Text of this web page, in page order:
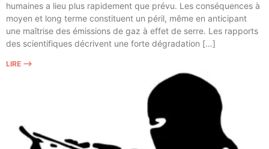
humaines a lieu plus rapi­de­ment que pré­vu. Les consé­quences à
moyen et long terme consti­tuent un péril, même en anti­ci­pant
une maî­trise des émis­sions de gaz à effet de serre. Les rap­ports
des scien­ti­fiques décrivent une forte dégradation […]
LIRE ⟶